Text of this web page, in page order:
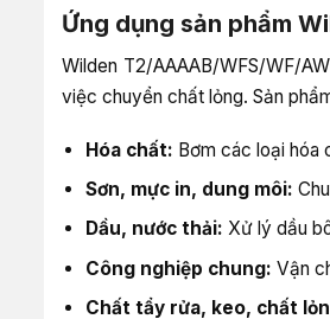
Ứng dụng sản phẩm
Wilden T2/AAAAB/WFS/WF/
việc chuyển chất lỏng. Sản
Hóa chất: Bơm các loại hóa
Sơn, mực in, dung môi:
Dầu, nước thải: Xử lý dầu
Công nghiệp chung: Vận
Chất tẩy rửa, keo, chất